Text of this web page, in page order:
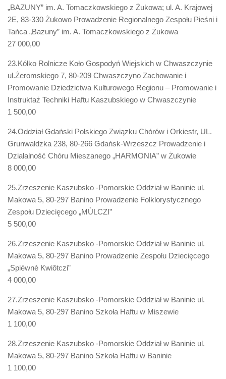
„BAZUNY” im. A. Tomaczkowskiego z Żukowa; ul. A. Krajowej
2E, 83-330 Żukowo Prowadzenie Regionalnego Zespołu Pieśni i
Tańca „Bazuny” im. A. Tomaczkowskiego z Żukowa
27 000,00
23.Kółko Rolnicze Koło Gospodyń Wiejskich w Chwaszczynie
ul.Żeromskiego 7, 80-209 Chwaszczyno Zachowanie i
Promowanie Dziedzictwa Kulturowego Regionu – Promowanie i
Instruktaż Techniki Haftu Kaszubskiego w Chwaszczynie
1 500,00
24.Oddział Gdański Polskiego Związku Chórów i Orkiestr, UL.
Grunwaldzka 238, 80-266 Gdańsk-Wrzeszcz Prowadzenie i
Działalność Chóru Mieszanego „HARMONIA” w Żukowie
8 000,00
25.Zrzeszenie Kaszubsko -Pomorskie Oddział w Baninie ul.
Makowa 5, 80-297 Banino Prowadzenie Folklorystycznego
Zespołu Dziecięcego „MÙLCZI”
5 500,00
26.Zrzeszenie Kaszubsko -Pomorskie Oddział w Baninie ul.
Makowa 5, 80-297 Banino Prowadzenie Zespołu Dziecięcego
„Spiéwnè Kwiôtczi”
4 000,00
27.Zrzeszenie Kaszubsko -Pomorskie Oddział w Baninie ul.
Makowa 5, 80-297 Banino Szkoła Haftu w Miszewie
1 100,00
28.Zrzeszenie Kaszubsko -Pomorskie Oddział w Baninie ul.
Makowa 5, 80-297 Banino Szkoła Haftu w Baninie
1 100,00